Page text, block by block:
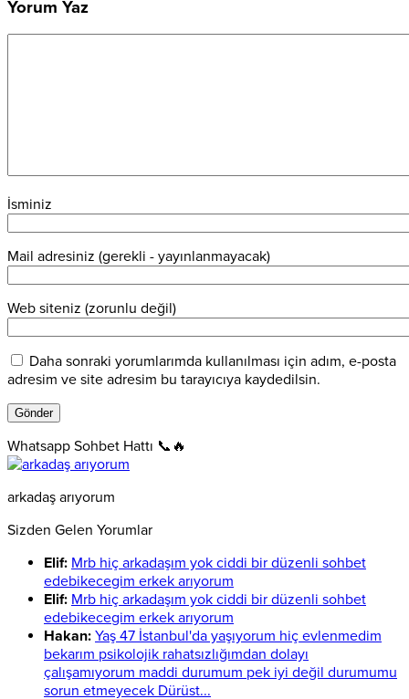
Yorum Yaz
İsminiz
Mail adresiniz (gerekli - yayınlanmayacak)
Web siteniz (zorunlu değil)
Daha sonraki yorumlarımda kullanılması için adım, e-posta
adresim ve site adresim bu tarayıcıya kaydedilsin.
Whatsapp Sohbet Hattı 📞🔥
arkadaş arıyorum
Sizden Gelen Yorumlar
Elif: Mrb hiç arkadaşım yok ciddi bir düzenli sohbet
edebikecegim erkek arıyorum
Elif: Mrb hiç arkadaşım yok ciddi bir düzenli sohbet
edebikecegim erkek arıyorum
Hakan: Yaş 47 İstanbul'da yaşıyorum hiç evlenmedim
bekarım psikolojik rahatsızlığımdan dolayı
çalışamıyorum maddi durumum pek iyi değil durumumu
sorun etmeyecek Dürüst...